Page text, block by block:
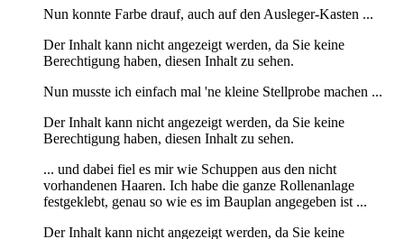
Nun konnte Farbe drauf, auch auf den Ausleger-Kasten ...
Der Inhalt kann nicht angezeigt werden, da Sie keine
Berechtigung haben, diesen Inhalt zu sehen.
Nun musste ich einfach mal 'ne kleine Stellprobe machen ...
Der Inhalt kann nicht angezeigt werden, da Sie keine
Berechtigung haben, diesen Inhalt zu sehen.
... und dabei fiel es mir wie Schuppen aus den nicht
vorhandenen Haaren. Ich habe die ganze Rollenanlage
festgeklebt, genau so wie es im Bauplan angegeben ist ...
Der Inhalt kann nicht angezeigt werden, da Sie keine